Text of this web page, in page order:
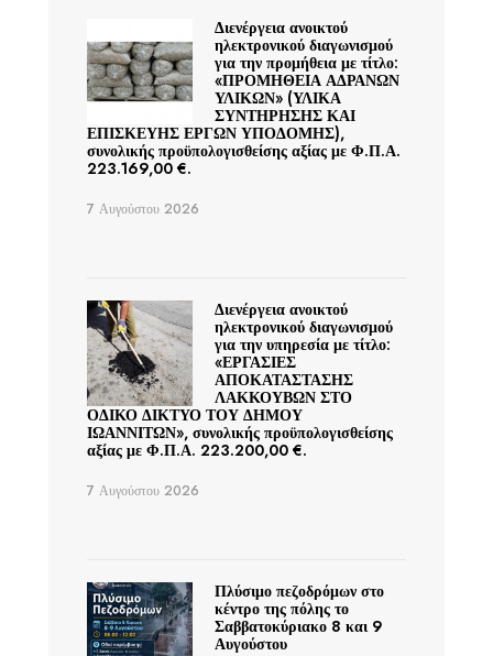
Διενέργεια ανοικτού
ηλεκτρονικού διαγωνισμού
για την προμήθεια με τίτλο:
«ΠΡΟΜΗΘΕΙΑ ΑΔΡΑΝΩΝ
ΥΛΙΚΩΝ» (ΥΛΙΚΑ
ΣΥΝΤΗΡΗΣΗΣ ΚΑΙ
ΕΠΙΣΚΕΥΗΣ ΕΡΓΩΝ ΥΠΟΔΟΜΗΣ),
συνολικής προϋπολογισθείσης αξίας με Φ.Π.Α.
223.169,00 €.
7 Αυγούστου 2026
Διενέργεια ανοικτού
ηλεκτρονικού διαγωνισμού
για την υπηρεσία με τίτλο:
«ΕΡΓΑΣΙΕΣ
ΑΠΟΚΑΤΑΣΤΑΣΗΣ
ΛΑΚΚΟΥΒΩΝ ΣΤΟ
ΟΔΙΚΟ ΔΙΚΤΥΟ ΤΟΥ ΔΗΜΟΥ
ΙΩΑΝΝΙΤΩΝ», συνολικής προϋπολογισθείσης
αξίας με Φ.Π.Α. 223.200,00 €.
7 Αυγούστου 2026
Πλύσιμο πεζοδρόμων στο
κέντρο της πόλης το
Σαββατοκύριακο 8 και 9
Αυγούστου